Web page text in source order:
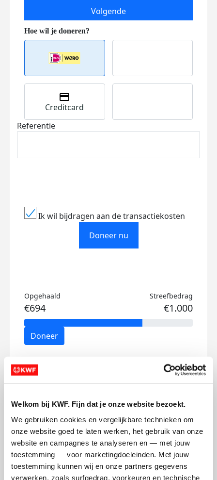
Welkom bij KWF. Fijn dat je onze website bezoekt.
We gebruiken cookies en vergelijkbare technieken om
onze website goed te laten werken, het gebruik van onze
website en campagnes te analyseren en — met jouw
toestemming — voor marketingdoeleinden. Met jouw
toestemming kunnen wij en onze partners gegevens
verwerken, zoals surfgedrag, voorkeuren en technische
Volgende
Creditcard
Referentie
Ik wil bijdragen aan de transactiekosten
Doneer nu
Opgehaald
€694
Streefbedrag
€1.000
Doneer